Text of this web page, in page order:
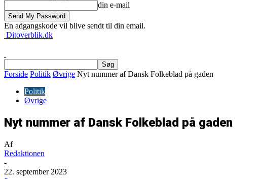
din e-mail
En adgangskode vil blive sendt til din email.
Ditoverblik.dk
Forside Politik Øvrige Nyt nummer af Dansk Folkeblad på gaden
Politik
Øvrige
Nyt nummer af Dansk Folkeblad på gaden
Af
Redaktionen
-
22. september 2023